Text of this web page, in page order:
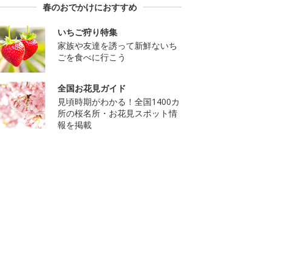
春のおでかけにおすすめ
いちご狩り特集
家族や友達を誘って新鮮ないち
ごを食べに行こう
全国お花見ガイド
見頃時期がわかる！全国1400カ
所の桜名所・お花見スポット情
報を掲載